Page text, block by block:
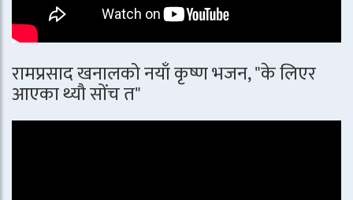
रामप्रसाद खनालको नयाँ कृष्ण भजन, "के लिएर
आएका थ्यौ सोंच त"